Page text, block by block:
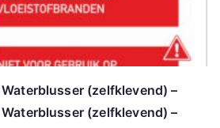
(zelfklevend) –
(zelfklevend) –